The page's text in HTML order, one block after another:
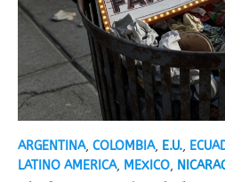
ARGENTINA, COLOMBIA, E.U.,
LATINO AMERICA, MEXICO,